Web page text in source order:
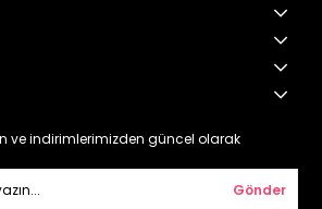
ve indirimlerimizden güncel olarak
Gönder